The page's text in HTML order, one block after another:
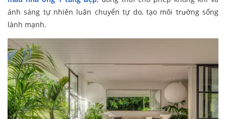
ánh sáng tự nhiên luân chuyển tự do, tạo môi trường sống
lành mạnh.